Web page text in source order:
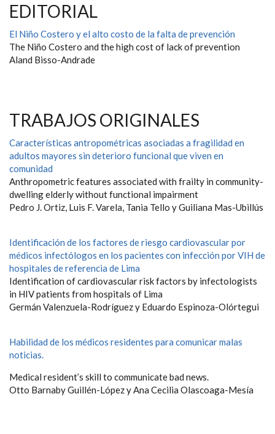
EDITORIAL
El Niño Costero y el alto costo de la falta de prevención
The Niño Costero and the high cost of lack of prevention
Aland Bisso-Andrade
TRABAJOS ORIGINALES
Características antropométricas asociadas a fragilidad en
adultos mayores sin deterioro funcional que viven en
comunidad
Anthropometric features associated with frailty in community-
dwelling elderly without functional impairment
Pedro J. Ortiz, Luis F. Varela, Tania Tello y Guiliana Mas-Ubillús
Identificación de los factores de riesgo cardiovascular por
médicos infectólogos en los pacientes con infección por VIH de
hospitales de referencia de Lima
Identification of cardiovascular risk factors by infectologists
in HIV patients from hospitals of Lima
Germán Valenzuela-Rodríguez y Eduardo Espinoza-Olórtegui
Habilidad de los médicos residentes para comunicar malas
noticias.
Medical resident’s skill to communicate bad news.
Otto Barnaby Guillén-López y Ana Cecilia Olascoaga-Mesía